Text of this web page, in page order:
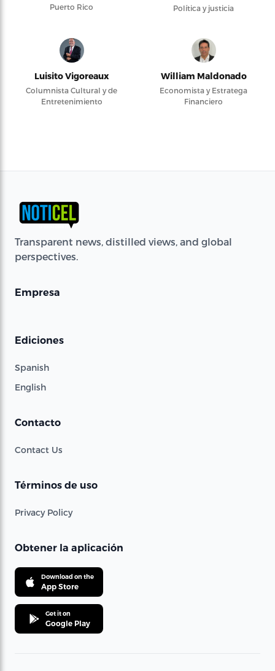
Puerto Rico
Política y justicia
Luisito Vigoreaux
Columnista Cultural y de
Entretenimiento
William Maldonado
Economista y Estratega
Financiero
Transparent news, distilled views, and global
perspectives.
Empresa
Ediciones
Spanish
English
Contacto
Contact Us
Términos de uso
Privacy Policy
Obtener la aplicación
Download on the
App Store
Get it on
Google Play